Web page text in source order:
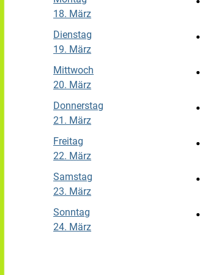
18. März
Dienstag
19. März
Mittwoch
20. März
Donnerstag
21. März
Freitag
22. März
Samstag
23. März
Sonntag
24. März